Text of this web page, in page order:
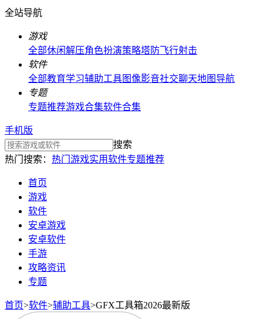
全站导航
游戏
全部休闲解压角色扮演策略塔防飞行射击
软件
全部教育学习辅助工具图像影音社交聊天地图导航
专题
专题推荐游戏合集软件合集
手机版
搜索
热门搜索： 热门游戏实用软件专题推荐
首页
游戏
软件
安卓游戏
安卓软件
手游
攻略资讯
专题
首页>软件>辅助工具>GFX工具箱2026最新版